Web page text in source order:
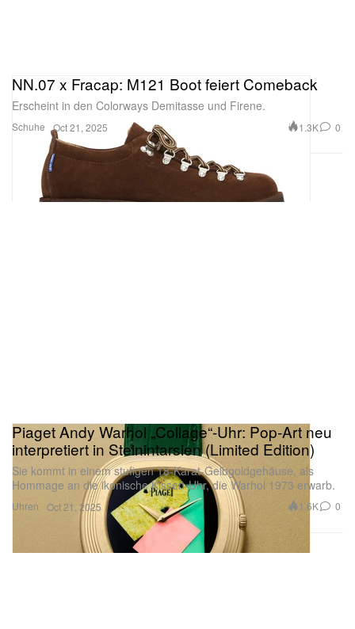
Schuhe
NN.07 x Fracap: M121 Boot feiert Comeback
Erscheint in den Colorways Demitasse und Firene.
Oct 21, 2025 1.3K 0
Uhren
interpretiert in Steinintarsien (Limited Edition)
Sie kommt in einem stufigen 18-Karat-Gelbgoldgehäuse, als
Hommage an die ikonische Kissen-Uhr, die Warhol 1973 erwarb.
Oct 21, 2025 1.6K